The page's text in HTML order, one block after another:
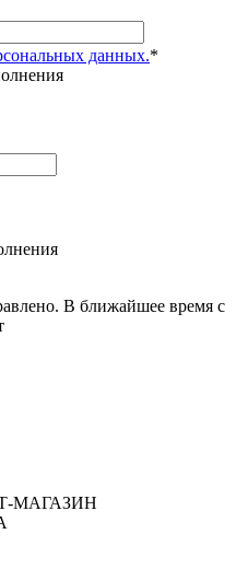
данных.*
В ближайшее время с
МАГАЗИН